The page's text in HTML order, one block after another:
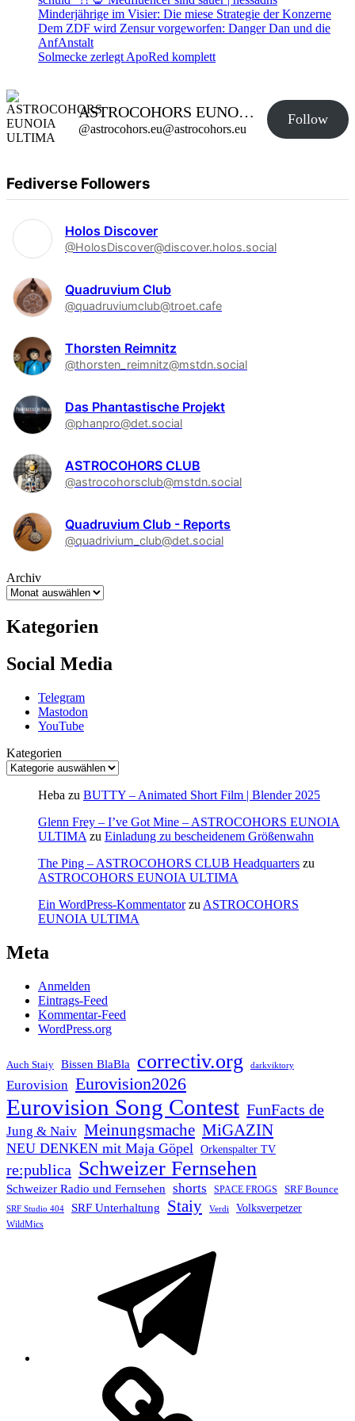
Minderjährige im Visier: Die miese Strategie der Konzerne
Dem ZDF wird Zensur vorgeworfen: Danger Dan und die
AnfAnstalt
Solmecke zerlegt ApoRed komplett
ASTROCOHORS EUNOIA ULTIMA
@astrocohors.eu@astrocohors.eu
Follow
Fediverse Followers
Holos Discover
@HolosDiscover@discover.holos.social
Quadruvium Club
@quadruviumclub@troet.cafe
Thorsten Reimnitz
@thorsten_reimnitz@mstdn.social
Das Phantastische Projekt
@phanpro@det.social
ASTROCOHORS CLUB
@astrocohorsclub@mstdn.social
Quadruvium Club - Reports
@quadrivium_club@det.social
Archiv
Kategorien
Social Media
Telegram
Mastodon
YouTube
Kategorien
Heba zu BUTTY – Animated Short Film | Blender 2025
Glenn Frey – I’ve Got Mine – ASTROCOHORS EUNOIA
ULTIMA zu Einladung zu bescheidenem Größenwahn
The Ping – ASTROCOHORS CLUB Headquarters zu
ASTROCOHORS EUNOIA ULTIMA
Ein WordPress-Kommentatorzu ASTROCOHORS
EUNOIA ULTIMA
Meta
Anmelden
Eintrags-Feed
Kommentar-Feed
WordPress.org
Auch Staiy Bissen BlaBla correctiv.org darkviktory
Eurovision Eurovision2026
Eurovision Song Contest FunFacts de
Jung & Naiv Meinungsmache MiGAZIN
NEU DENKEN mit Maja Göpel Orkenspalter TV
re:publica Schweizer Fernsehen
Schweizer Radio und Fernsehen shorts SPACE FROGS SRF Bounce
SRF Studio 404 SRF Unterhaltung Staiy Verdi Volksverpetzer
WildMics